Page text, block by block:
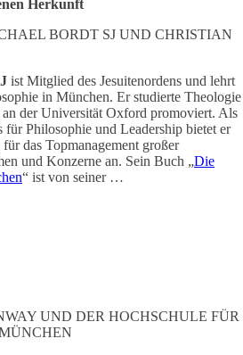
Herkunft
BORDT SJ UND CHRISTIAN
ist Mitglied des Jesuitenordens und lehrt
in München. Er studierte Theologie
der Universität Oxford promoviert. Als
für Philosophie und Leadership bietet er
das Topmanagement großer
und Konzerne an. Sein Buch „Die
“ ist von seiner …
UND DER HOCHSCHULE FÜR